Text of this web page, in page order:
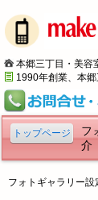
本郷三丁目・美容
1990年創業、本
トップページ
フ
介
フォトギャラリー